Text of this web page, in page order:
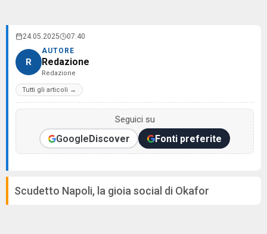
24.05.2025 07:40
R
AUTORE
Redazione
Redazione
Tutti gli articoli →
Seguici su
GoogleDiscover Fonti preferite
Scudetto Napoli, la gioia social di Okafor